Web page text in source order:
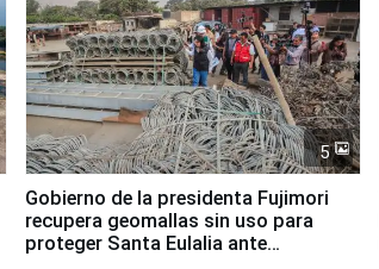
5
Gobierno de la presidenta Fujimori
recupera geomallas sin uso para
proteger Santa Eulalia ante